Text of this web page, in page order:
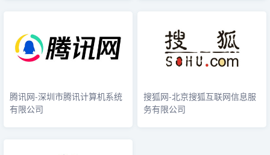
腾讯网-深圳市腾讯计算机系统
有限公司
搜狐网-北京搜狐互联网信息服
务有限公司